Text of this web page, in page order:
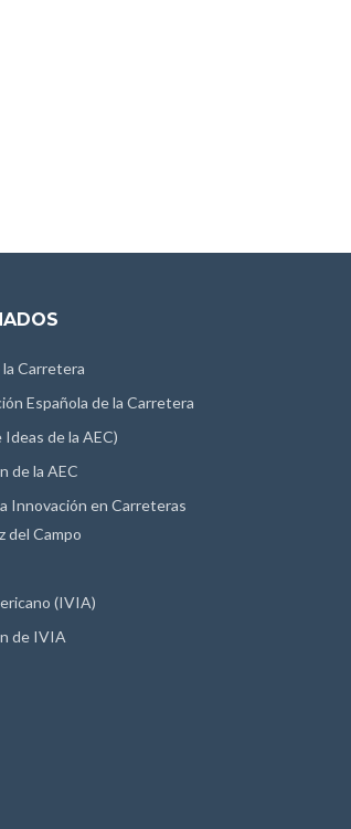
Carretera
Española de la Carretera
de la AEC)
de la AEC
Innovación en Carreteras
del Campo
(IVIA)
de IVIA